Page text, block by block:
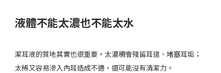
液體不能太濃也不能太水
潔耳液的質地其實也很重要。太濃稠會殘留耳道、堵塞耳垢；
太稀又容易滲入內耳造成不適，還可能沒有清潔力。